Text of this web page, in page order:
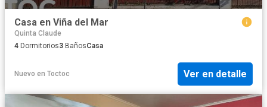
Casa en Viña del Mar
Quinta Claude
4 Dormitorios3 BañosCasa
Nuevo en Toctoc Ver en detalle